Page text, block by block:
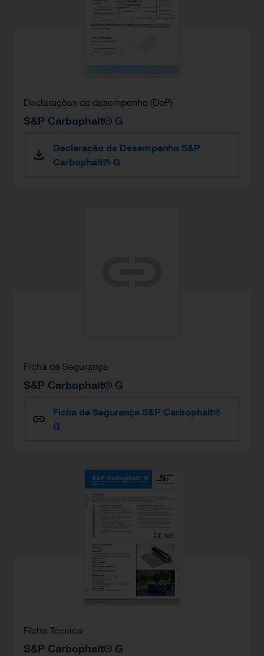
Declarações de desempenho (DoP)
S&P Carbophalt® G
Declaração de Desempenho S&P
Carbophalt® G
Ficha de Segurança
S&P Carbophalt® G
Ficha de Segurança S&P Carbophalt®
G
Ficha Técnica
S&P Carbophalt® G